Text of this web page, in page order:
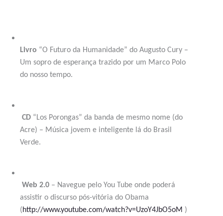
Livro “O Futuro da Humanidade” do Augusto Cury –
Um sopro de esperança trazido por um Marco Polo
do nosso tempo.
CD “Los Porongas” da banda de mesmo nome (do
Acre) – Música jovem e inteligente lá do Brasil
Verde.
Web 2.0 – Navegue pelo You Tube onde poderá
assistir o discurso pós-vitória do Obama
(http://www.youtube.com/watch?v=UzoY4JbO5oM )